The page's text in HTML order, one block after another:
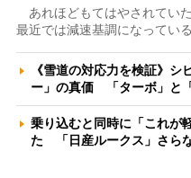
あれほどもてはやされてい
最近では減速基調になってい
《雪道の対応力を検証》シ
ー」の真価 「ターボ」と
乗り込むと同時に「これが
た 「日産ルークス」さら